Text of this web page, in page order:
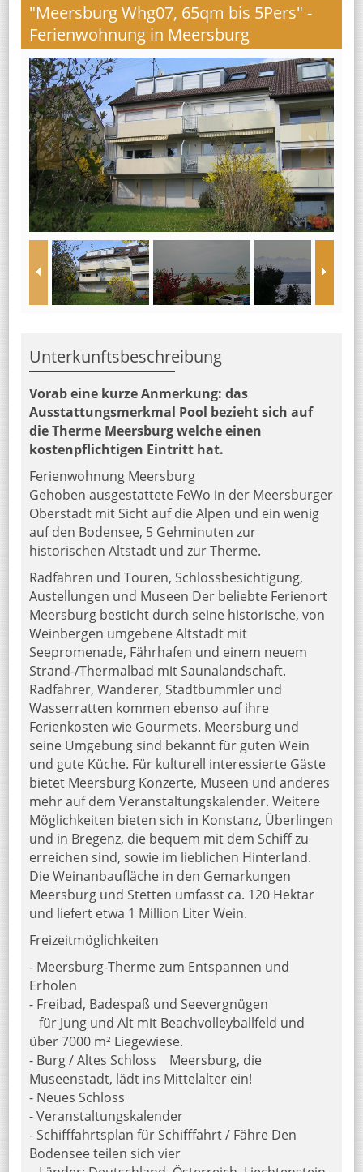
"Meersburg Whg07, 65qm bis 5Pers" -
Ferienwohnung in Meersburg
Unterkunftsbeschreibung
Vorab eine kurze Anmerkung: das
Ausstattungsmerkmal Pool bezieht sich auf
die Therme Meersburg welche einen
kostenpflichtigen Eintritt hat.
Ferienwohnung Meersburg
Gehoben ausgestattete FeWo in der Meersburger
Oberstadt mit Sicht auf die Alpen und ein wenig
auf den Bodensee, 5 Gehminuten zur
historischen Altstadt und zur Therme.
Radfahren und Touren, Schlossbesichtigung,
Austellungen und Museen Der beliebte Ferienort
Meersburg besticht durch seine historische, von
Weinbergen umgebene Altstadt mit
Seepromenade, Fährhafen und einem neuem
Strand-/Thermalbad mit Saunalandschaft.
Radfahrer, Wanderer, Stadtbummler und
Wasserratten kommen ebenso auf ihre
Ferienkosten wie Gourmets. Meersburg und
seine Umgebung sind bekannt für guten Wein
und gute Küche. Für kulturell interessierte Gäste
bietet Meersburg Konzerte, Museen und anderes
mehr auf dem Veranstaltungskalender. Weitere
Möglichkeiten bieten sich in Konstanz, Überlingen
und in Bregenz, die bequem mit dem Schiff zu
erreichen sind, sowie im lieblichen Hinterland.
Die Weinanbaufläche in den Gemarkungen
Meersburg und Stetten umfasst ca. 120 Hektar
und liefert etwa 1 Million Liter Wein.
Freizeitmöglichkeiten
- Meersburg-Therme zum Entspannen und
Erholen
- Freibad, Badespaß und Seevergnügen
für Jung und Alt mit Beachvolleyballfeld und
über 7000 m² Liegewiese.
- Burg / Altes Schloss Meersburg, die
Museenstadt, lädt ins Mittelalter ein!
- Neues Schloss
- Veranstaltungskalender
- Schifffahrtsplan für Schifffahrt / Fähre Den
Bodensee teilen sich vier